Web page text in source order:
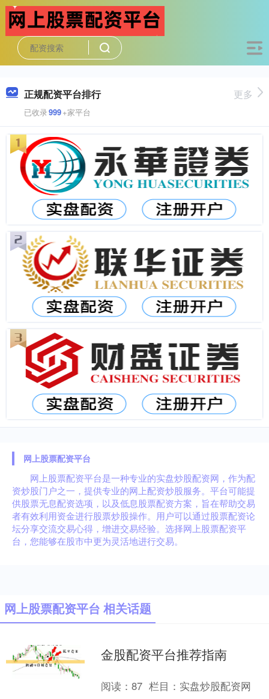
正规配资平台排行
已收录999+家平台
更多
网上股票配资平台
网上股票配资平台是一种专业的实盘炒股配资网，作为配
资炒股门户之一，提供专业的网上配资炒股服务。平台可能提
供股票无息配资选项，以及低息股票配资方案，旨在帮助交易
者有效利用资金进行股票炒股操作。用户可以通过股票配资论
坛分享交流交易心得，增进交易经验。选择网上股票配资平
台，您能够在股市中更为灵活地进行交易。
网上股票配资平台 相关话题
金股配资平台推荐指南
阅读：87 栏目： 实盘炒股配资网